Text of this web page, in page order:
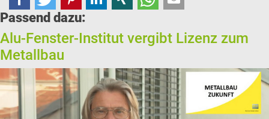
Passend dazu:
Alu-Fenster-Institut vergibt Lizenz zum
Metallbau